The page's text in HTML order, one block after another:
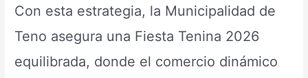
Con esta estrategia, la Municipalidad de
Teno asegura una Fiesta Tenina 2026
equilibrada, donde el comercio dinámico